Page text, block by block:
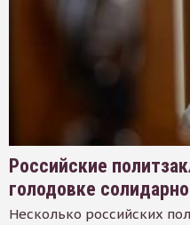
Российские
голодовке
Несколько российских